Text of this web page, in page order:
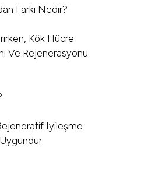
Farkı Nedir?
Kök Hücre
Ve Rejenerasyonu
Iyileşme